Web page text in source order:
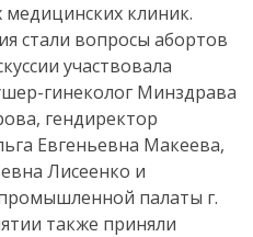
клиник.
стали вопросы абортов
участвовала
гинеколог Минздрава
гендиректор
Евгеньевна Макеева,
Лисеенко и
палаты г.
также приняли